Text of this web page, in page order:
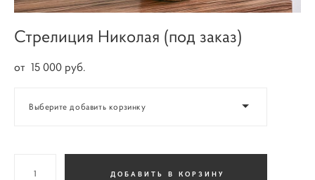
Стрелиция Николая (под заказ)
от 15 000 pуб.
Выберите добавить корзинку
ДОБАВИТЬ В КОРЗИНУ